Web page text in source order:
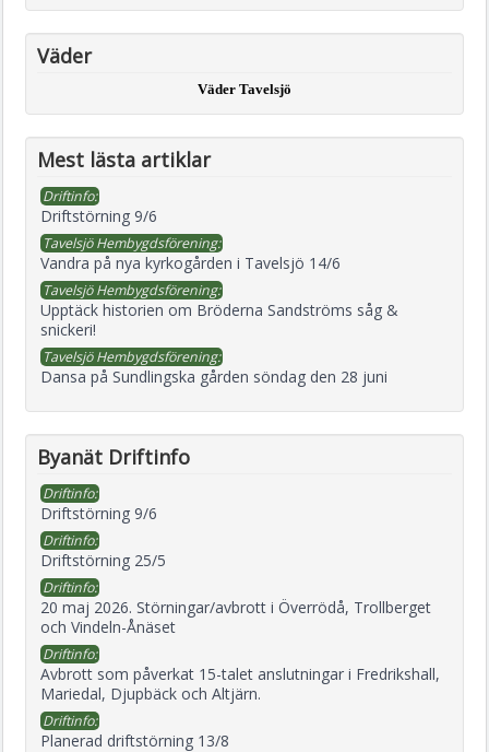
Väder
Väder Tavelsjö
Mest lästa artiklar
Driftinfo:
Driftstörning 9/6
Tavelsjö Hembygdsförening:
Vandra på nya kyrkogården i Tavelsjö 14/6
Tavelsjö Hembygdsförening:
Upptäck historien om Bröderna Sandströms såg &
snickeri!
Tavelsjö Hembygdsförening:
Dansa på Sundlingska gården söndag den 28 juni
Byanät Driftinfo
Driftinfo:
Driftstörning 9/6
Driftinfo:
Driftstörning 25/5
Driftinfo:
20 maj 2026. Störningar/avbrott i Överrödå, Trollberget
och Vindeln-Ånäset
Driftinfo:
Avbrott som påverkat 15-talet anslutningar i Fredrikshall,
Mariedal, Djupbäck och Altjärn.
Driftinfo:
Planerad driftstörning 13/8